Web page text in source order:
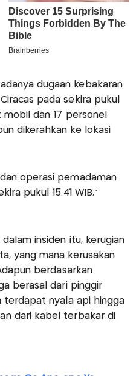
dugaan kebakaran
pada sekira pukul
mobil dan 17 personel
dikerahkan ke lokasi
operasi pemadaman
pukul 15.41 WIB,"
insiden itu, kerugian
yang mana kerusakan
berdasarkan
berasal dari pinggir
terdapat nyala api hingga
dari kabel terbakar di